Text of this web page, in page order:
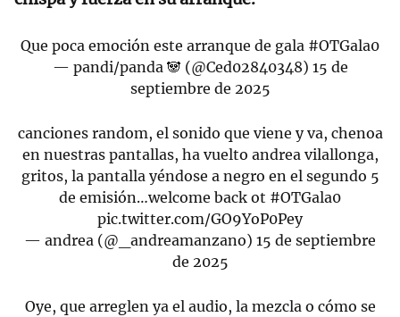
Que poca emoción este arranque de gala #OTGala0
— pandi/panda 🐼 (@Ced02840348) 15 de
septiembre de 2025
canciones random, el sonido que viene y va, chenoa
en nuestras pantallas, ha vuelto andrea vilallonga,
gritos, la pantalla yéndose a negro en el segundo 5
de emisión…welcome back ot #OTGala0
pic.twitter.com/GO9YoP0Pey
— andrea (@_andreamanzano) 15 de septiembre
de 2025
Oye, que arreglen ya el audio, la mezcla o cómo se